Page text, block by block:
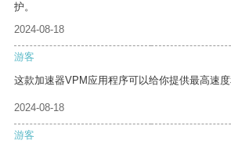
护。
2024-08-18
游客
这款加速器VPM应用程序可以给你提供最高速度
2024-08-18
游客